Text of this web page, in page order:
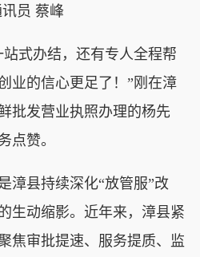
员 蔡峰
式办结，还有专人全程帮
业的信心更足了！”刚在漳
批发营业执照办理的杨先
点赞。
县持续深化“放管服”改
生动缩影。近年来，漳县紧
焦审批提速、服务提质、监